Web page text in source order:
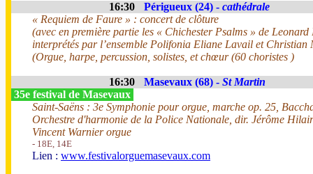
16:30 Périgueux (24) - cathédrale
« Requiem de Faure » : concert de clôture
(avec en première partie les « Chichester Psalms » de Leonard
interprétés par l’ensemble Polifonia Eliane Lavail et Christian
(Orgue, harpe, percussion, solistes, et chœur (60 choristes )
16:30 Masevaux (68) - St Martin
35e festival de Masevaux
Saint-Saëns : 3e Symphonie pour orgue, marche op. 25,
Orchestre d'harmonie de la Police Nationale, dir. Jérôme
Vincent Warnier orgue
- 18E, 14E
Lien : www.festivalorguemasevaux.com